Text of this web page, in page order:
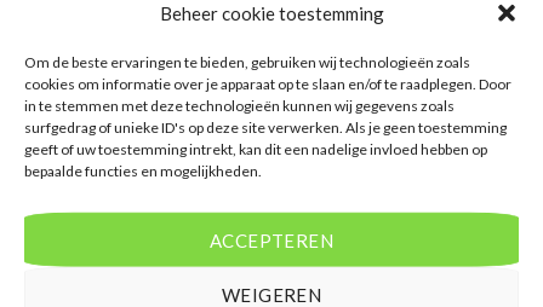
Beheer cookie toestemming
Om de beste ervaringen te bieden, gebruiken wij technologieën zoals
cookies om informatie over je apparaat op te slaan en/of te raadplegen. Door
in te stemmen met deze technologieën kunnen wij gegevens zoals
surfgedrag of unieke ID's op deze site verwerken. Als je geen toestemming
geeft of uw toestemming intrekt, kan dit een nadelige invloed hebben op
bepaalde functies en mogelijkheden.
ACCEPTEREN
WEIGEREN
De aangeboden pakketreizen op de website zijn
handig voor reizigers die graag alles in één keer
regelen. Het aanbod varieert van budget, luxe tot
gezinsvriendelijke vakanties. De pakketten
omvatten vaak accommodatie, vluchten en transfer.